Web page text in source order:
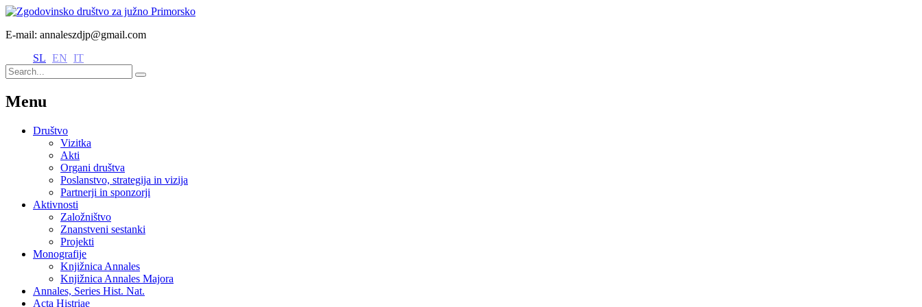
E-mail: annaleszdjp@gmail.com
SL EN IT
Menu
Društvo
Vizitka
Akti
Organi društva
Poslanstvo, strategija in vizija
Partnerji in sponzorji
Aktivnosti
Založništvo
Znanstveni sestanki
Projekti
Monografije
Knjižnica Annales
Knjižnica Annales Majora
Annales, Series Hist. Nat.
Acta Histriae